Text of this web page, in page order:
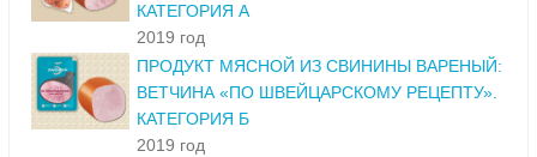
КАТЕГОРИЯ А
2019 год
ПРОДУКТ МЯСНОЙ ИЗ СВИНИНЫ ВАРЕНЫЙ:
ВЕТЧИНА «ПО ШВЕЙЦАРСКОМУ РЕЦЕПТУ».
КАТЕГОРИЯ Б
2019 год